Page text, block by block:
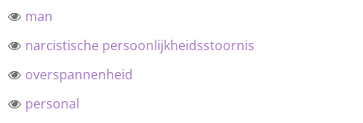
man
narcistische persoonlijkheidsstoornis
overspannenheid
personal